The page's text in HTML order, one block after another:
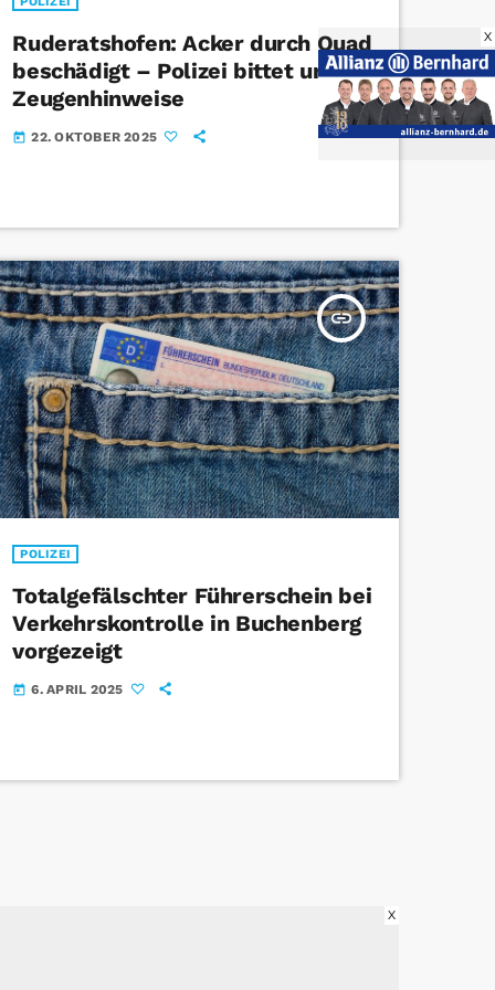
Ruderatshofen: Acker durch Quad
beschädigt – Polizei bittet um
Zeugenhinweise
today 22. OKTOBER 2025
insert_link
POLIZEI
Totalgefälschter Führerschein bei
Verkehrskontrolle in Buchenberg
vorgezeigt
today 6. APRIL 2025
X
X